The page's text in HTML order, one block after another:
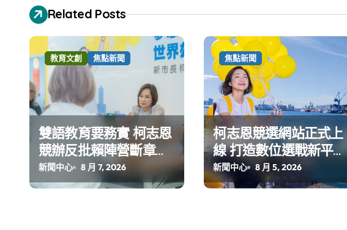
Related Posts
教育文創 焦點新聞
雙語教育要務實 柯志恩
競辦反批賴陣營斷章取
義 表達嚴正抗議
新聞中心 8 月 7, 2026
焦點新聞
柯志恩競選網站正式上
線 打造數位選戰新平台
公開五大亮點
新聞中心 8 月 5, 2026